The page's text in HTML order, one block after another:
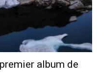
album de